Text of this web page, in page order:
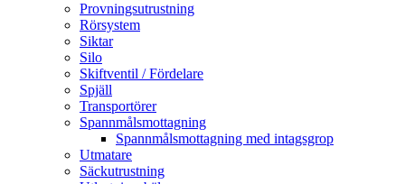
Provningsutrustning
Rörsystem
Siktar
Silo
Skiftventil / Fördelare
Spjäll
Transportörer
Spannmålsmottagning
Spannmålsmottagning med intagsgrop
Utmatare
Säckutrustning